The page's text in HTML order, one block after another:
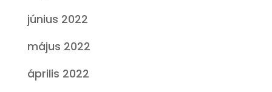
június 2022
május 2022
április 2022